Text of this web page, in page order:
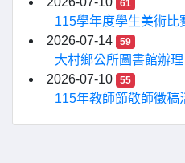
61
115學年度學生美術比
2026-07-14
59
大村鄉公所圖書館辦理
2026-07-10
55
115年教師節敬師徵稿